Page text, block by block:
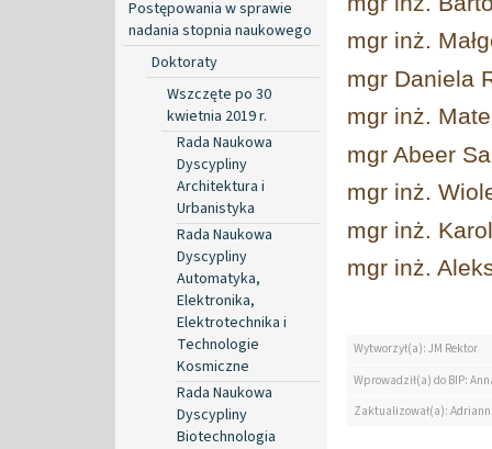
Postępowania w sprawie
nadania stopnia naukowego
Doktoraty
Wszczęte po 30
kwietnia 2019 r.
Rada Naukowa
Dyscypliny
Architektura i
Urbanistyka
Rada Naukowa
Dyscypliny
Automatyka,
Elektronika,
Elektrotechnika i
Technologie
Kosmiczne
Rada Naukowa
Dyscypliny
Biotechnologia
mgr inż.
mgr Daniela
mgr inż.
mgr Abeer
mgr inż.
mgr inż.
mgr inż.
Wytworzył(a): JM Rektor
Wprowadził(a) do BIP:
Zaktualizował(a):